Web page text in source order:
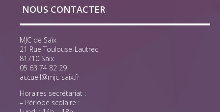
NOUS CONTACTER
MJC de Saïx
21 Rue Toulouse-Lautrec
81710 Saïx
05 63 74 82 29
accueil@mjc-saix.fr
Horaires secrétariat :
– Période scolaire :